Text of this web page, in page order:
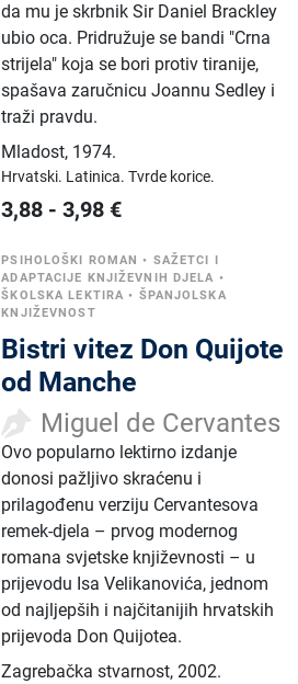
da mu je skrbnik Sir Daniel Brackley
ubio oca. Pridružuje se bandi "Crna
strijela" koja se bori protiv tiranije,
spašava zaručnicu Joannu Sedley i
traži pravdu.
Mladost, 1974.
Hrvatski. Latinica.Tvrde korice.
3,88 -3,98 €
PSIHOLOŠKI ROMAN • SAŽETCI I
ADAPTACIJE KNJIŽEVNIH DJELA •
ŠKOLSKA LEKTIRA • ŠPANJOLSKA
KNJIŽEVNOST
Bistri vitez Don Quijote
od Manche
Miguel de Cervantes
Ovo popularno lektirno izdanje
donosi pažljivo skraćenu i
prilagođenu verziju Cervantesova
remek-djela – prvog modernog
romana svjetske književnosti – u
prijevodu Isa Velikanovića, jednom
od najljepših i najčitanijih hrvatskih
prijevoda Don Quijotea.
Zagrebačka stvarnost,2002.